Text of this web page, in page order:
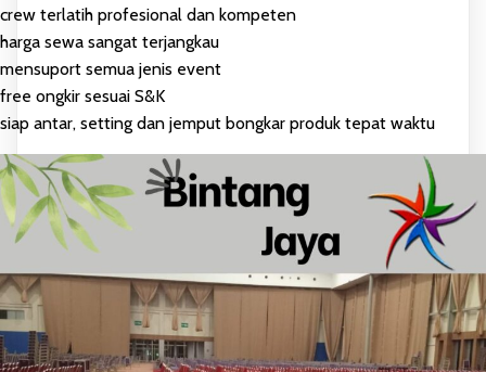
crew terlatih profesional dan kompeten
harga sewa sangat terjangkau
mensuport semua jenis event
free ongkir sesuai S&K
siap antar, setting dan jemput bongkar produk tepat waktu